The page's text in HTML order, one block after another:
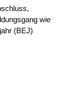
wie
(BEJ)